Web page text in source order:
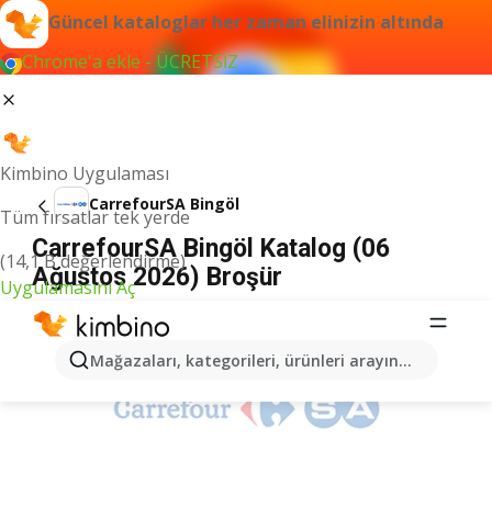
Güncel kataloglar her zaman elinizin altında
Chrome'a ekle - ÜCRETSİZ
Kimbino Uygulaması
Tüm fırsatlar tek yerde
(14,1 B değerlendirme)
Uygulamasını Aç
Mağazaları, kategorileri, ürünleri arayın...
CarrefourSA Bingöl
CarrefourSA Bingöl Katalog (06
Ağustos 2026) Broşür